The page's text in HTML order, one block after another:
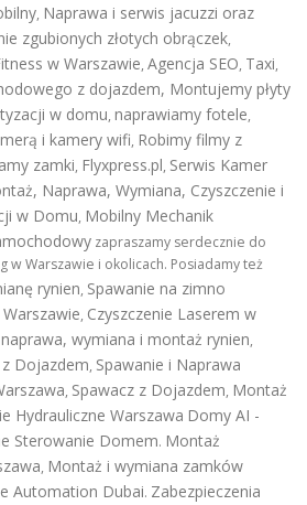
, Naprawa i serwis jacuzzi oraz
zgubionych złotych obrączek,
w Warszawie, Agencja SEO, Taxi,
z dojazdem, Montujemy płyty
w domu, naprawiamy fotele,
i kamery wifi, Robimy filmy z
zamki, Flyxpress.pl, Serwis Kamer
Naprawa, Wymiana, Czyszczenie i
w Domu, Mobilny Mechanik
zapraszamy serdecznie do
w Warszawie i okolicach. Posiadamy też
rynien, Spawanie na zimno
, Czyszczenie Laserem w
wymiana i montaż rynien,
Dojazdem, Spawanie i Naprawa
, Spawacz z Dojazdem, Montaż
Hydrauliczne Warszawa Domy AI -
Sterowanie Domem. Montaż
, Montaż i wymiana zamków
Automation Dubai. Zabezpieczenia